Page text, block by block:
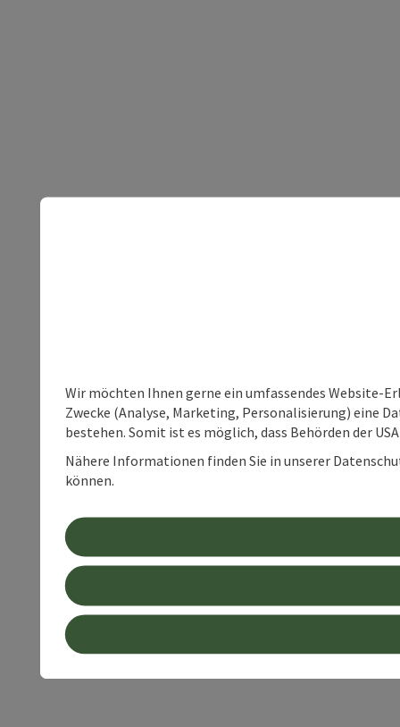
Wir möchten Ihnen gerne ein umfassendes Website-
Zwecke (Analyse, Marketing, Personalisierung) eine
bestehen. Somit ist es möglich, dass Behörden der
Nähere Informationen finden Sie in unserer
können.